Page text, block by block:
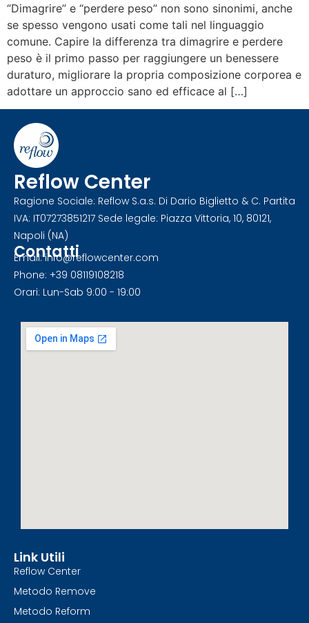
“Dimagrire” e “perdere peso” non sono sinonimi, anche
se spesso vengono usati come tali nel linguaggio
comune. Capire la differenza tra dimagrire e perdere
peso è il primo passo per raggiungere un benessere
duraturo, migliorare la propria composizione corporea e
adottare un approccio sano ed efficace al […]
Reflow Center
Ragione Sociale: Reflow S.a.s. Di Dario Biglietto & C. Partita
IVA: IT07273851217 Sede legale: Piazza Vittoria, 10, 80121,
Napoli (NA)
Contatti
Email: info@reflowcenter.com
Phone: +39 08119108218
Orari: Lun-Sab 9:00 - 19:00
Link Utili
Reflow Center
Metodo Remove
Metodo Reform